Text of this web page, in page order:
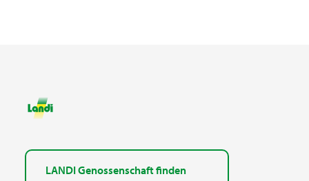
LANDI Genossenschaft finden